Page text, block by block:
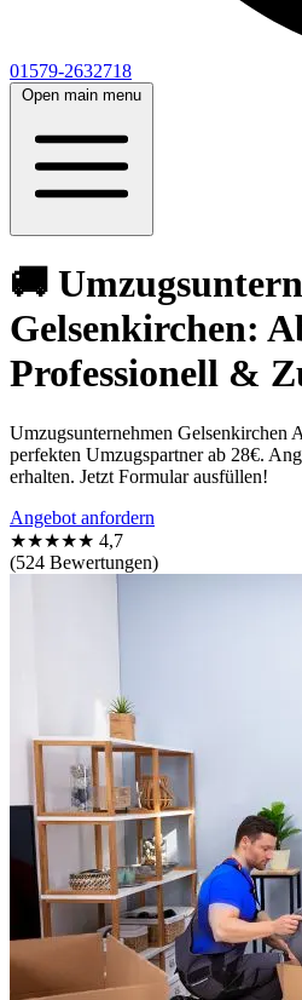
01579-2632718
Open main menu
🚚
Gelsenkirchen:
Professionell &
Umzugsunternehmen Gelsenkirchen
perfekten Umzugspartner ab 28€.
erhalten. Jetzt Formular ausfüllen!
Angebot anfordern
★★★★★ 4,7
(524 Bewertungen)